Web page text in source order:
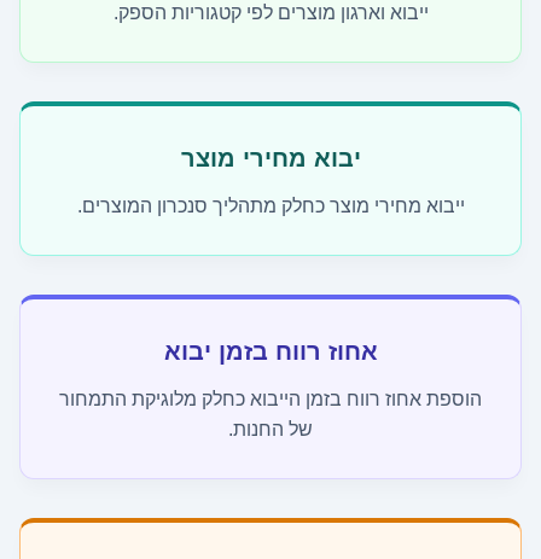
ייבוא וארגון מוצרים לפי קטגוריות הספק.
יבוא מחירי מוצר
ייבוא מחירי מוצר כחלק מתהליך סנכרון המוצרים.
אחוז רווח בזמן יבוא
הוספת אחוז רווח בזמן הייבוא כחלק מלוגיקת התמחור
של החנות.